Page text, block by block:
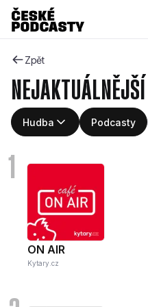
Zpět
Hudba Podcasty
Všechny kategorie
Film
115
Krimi
76
Volný čas
1
ON AIR
Kytary.cz